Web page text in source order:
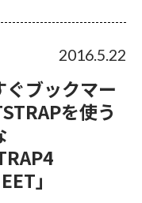
2016.5.22
ぐブックマー
を使う
」